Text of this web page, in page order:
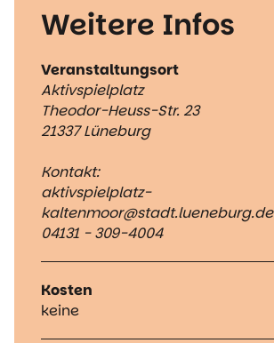
Weitere Infos
Veranstaltungsort
Aktivspielplatz
Theodor-Heuss-Str. 23
21337 Lüneburg
Kontakt:
aktivspielplatz-
kaltenmoor@stadt.lueneburg.de
04131 - 309-4004
Kosten
keine